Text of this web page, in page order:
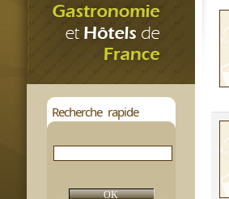
Recherche rapide